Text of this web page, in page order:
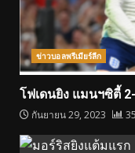
ข่าวบอลพรีเมียร์ลีก
โฟเดนยิง แมนฯซิตี้
กันยายน 29, 2023